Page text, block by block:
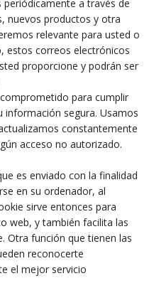
a través de
nuevos productos y otra
relevante para usted o
estos correos electrónicos
proporcione y podrán ser
para cumplir
segura. Usamos
constantemente
acceso no autorizado.
es enviado con la finalidad
en su ordenador, al
sirve entonces para
web, y también facilita las
Otra función que tienen las
reconocerte
el mejor servicio